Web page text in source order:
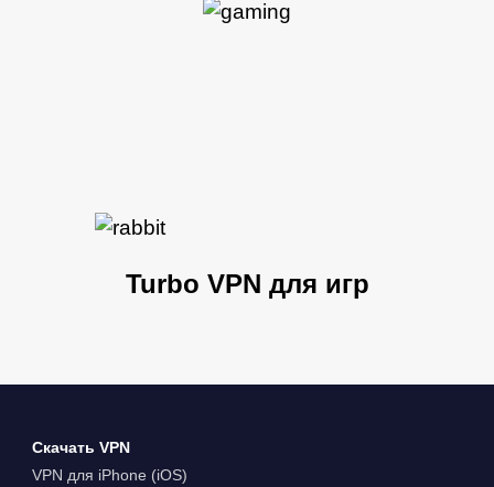
Turbo VPN для игр
Скачать VPN
VPN для iPhone (iOS)